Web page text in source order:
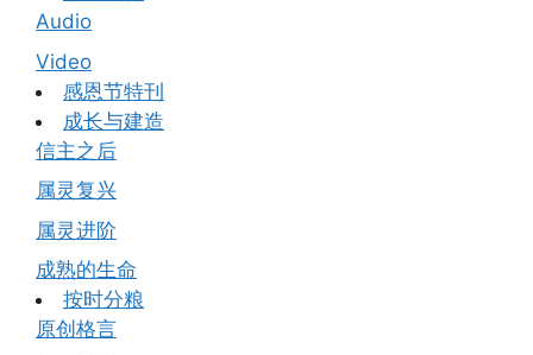
Audio
Video
感恩节特刊
成长与建造
信主之后
属灵复兴
属灵进阶
成熟的生命
按时分粮
原创格言